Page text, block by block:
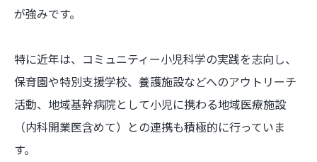
が強みです。
特に近年は、コミュニティー小児科学の実践を志向し、
保育園や特別支援学校、養護施設などへのアウトリーチ
活動、地域基幹病院として小児に携わる地域医療施設
（内科開業医含めて）との連携も積極的に行っていま
す。